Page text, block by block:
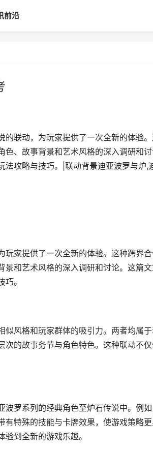
前沿
的联动，为玩家提供了一次全新的体验
色、故事背景和艺术风格的深入调研和
法攻略与技巧。|联动背景迪亚波罗与炉,
玩家提供了一次全新的体验。这种跨界
景和艺术风格的深入调研和讨论。这篇
。
似风格和玩家群体的吸引力。两者均属
次的故事务节与角色特色。这种联动不
波罗系列的经典角色至炉石传说中。例
有特殊的技能与卡牌效果，使游戏策略
到全新的游戏乐趣。